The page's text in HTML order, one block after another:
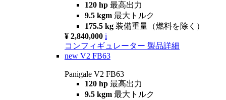
120 hp 最高出力
9.5 kgm 最大トルク
175.5 kg 装備重量（燃料を除く）
¥ 2,840,000 i
コンフィギュレーター 製品詳細
new V2 FB63
Panigale V2 FB63
120 hp 最高出力
9.5 kgm 最大トルク